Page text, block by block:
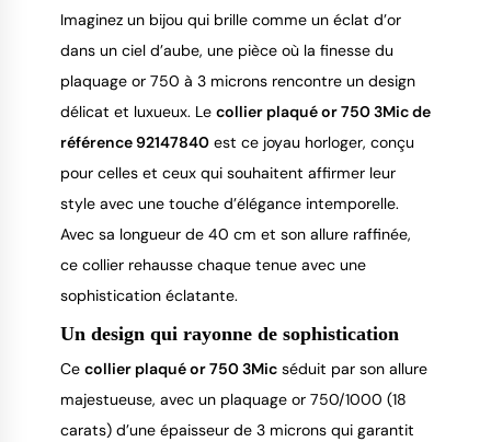
Imaginez un bijou qui brille comme un éclat d’or
dans un ciel d’aube, une pièce où la finesse du
plaquage or 750 à 3 microns rencontre un design
délicat et luxueux. Le collier plaqué or 750 3Mic de
référence 92147840 est ce joyau horloger, conçu
pour celles et ceux qui souhaitent affirmer leur
style avec une touche d’élégance intemporelle.
Avec sa longueur de 40 cm et son allure raffinée,
ce collier rehausse chaque tenue avec une
sophistication éclatante.
Un design qui rayonne de sophistication
Ce collier plaqué or 750 3Mic séduit par son allure
majestueuse, avec un plaquage or 750/1000 (18
carats) d’une épaisseur de 3 microns qui garantit